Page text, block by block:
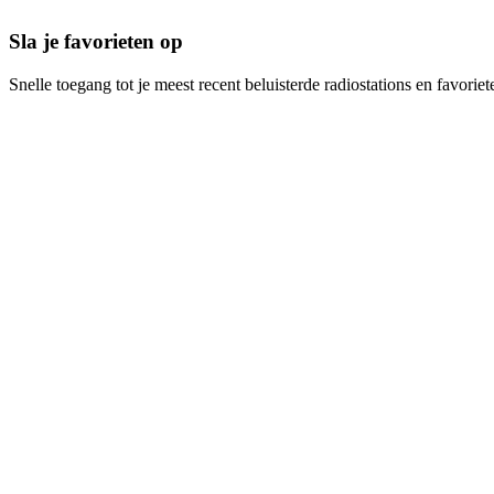
Sla je favorieten op
Snelle toegang tot je meest recent beluisterde radiostations en